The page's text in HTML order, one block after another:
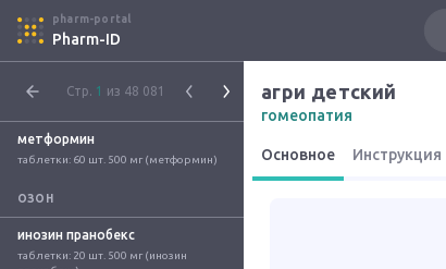
pharm-portal
Pharm-ID
Стр. 1 из 48 081
метформин
таблетки: 60 шт. 500 мг (метформин)
ОЗОН
инозин пранобекс
таблетки: 20 шт. 500 мг (инозин
агри детский
гомеопатия
Основное Инструкция